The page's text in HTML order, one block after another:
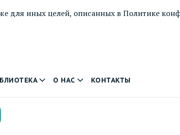
для иных целей, описанных в Политике
О НАС КОНТАКТЫ